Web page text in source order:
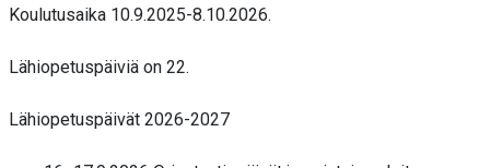
Koulutusaika 10.9.2025-8.10.2026.
Lähiopetuspäiviä on 22.
Lähiopetuspäivät 2026-2027